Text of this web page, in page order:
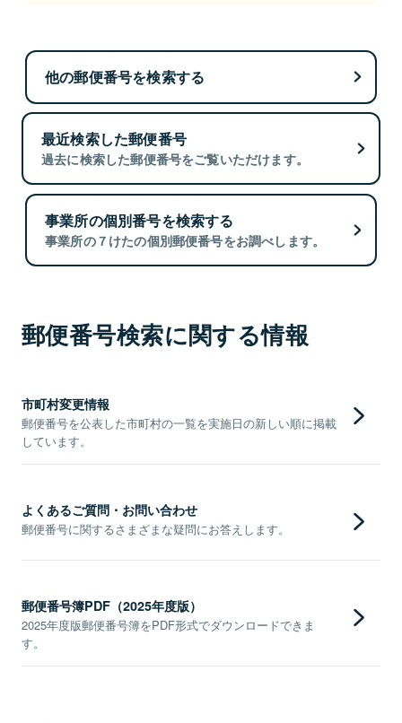
他の郵便番号を検索する
最近検索した郵便番号
過去に検索した郵便番号をご覧いただけます。
事業所の個別番号を検索する
事業所の７けたの個別郵便番号をお調べします。
郵便番号検索に関する情報
市町村変更情報
郵便番号を公表した市町村の一覧を実施日の新しい順に掲載
しています。
よくあるご質問・お問い合わせ
郵便番号に関するさまざまな疑問にお答えします。
郵便番号簿PDF（2025年度版）
2025年度版郵便番号簿をPDF形式でダウンロードできま
す。